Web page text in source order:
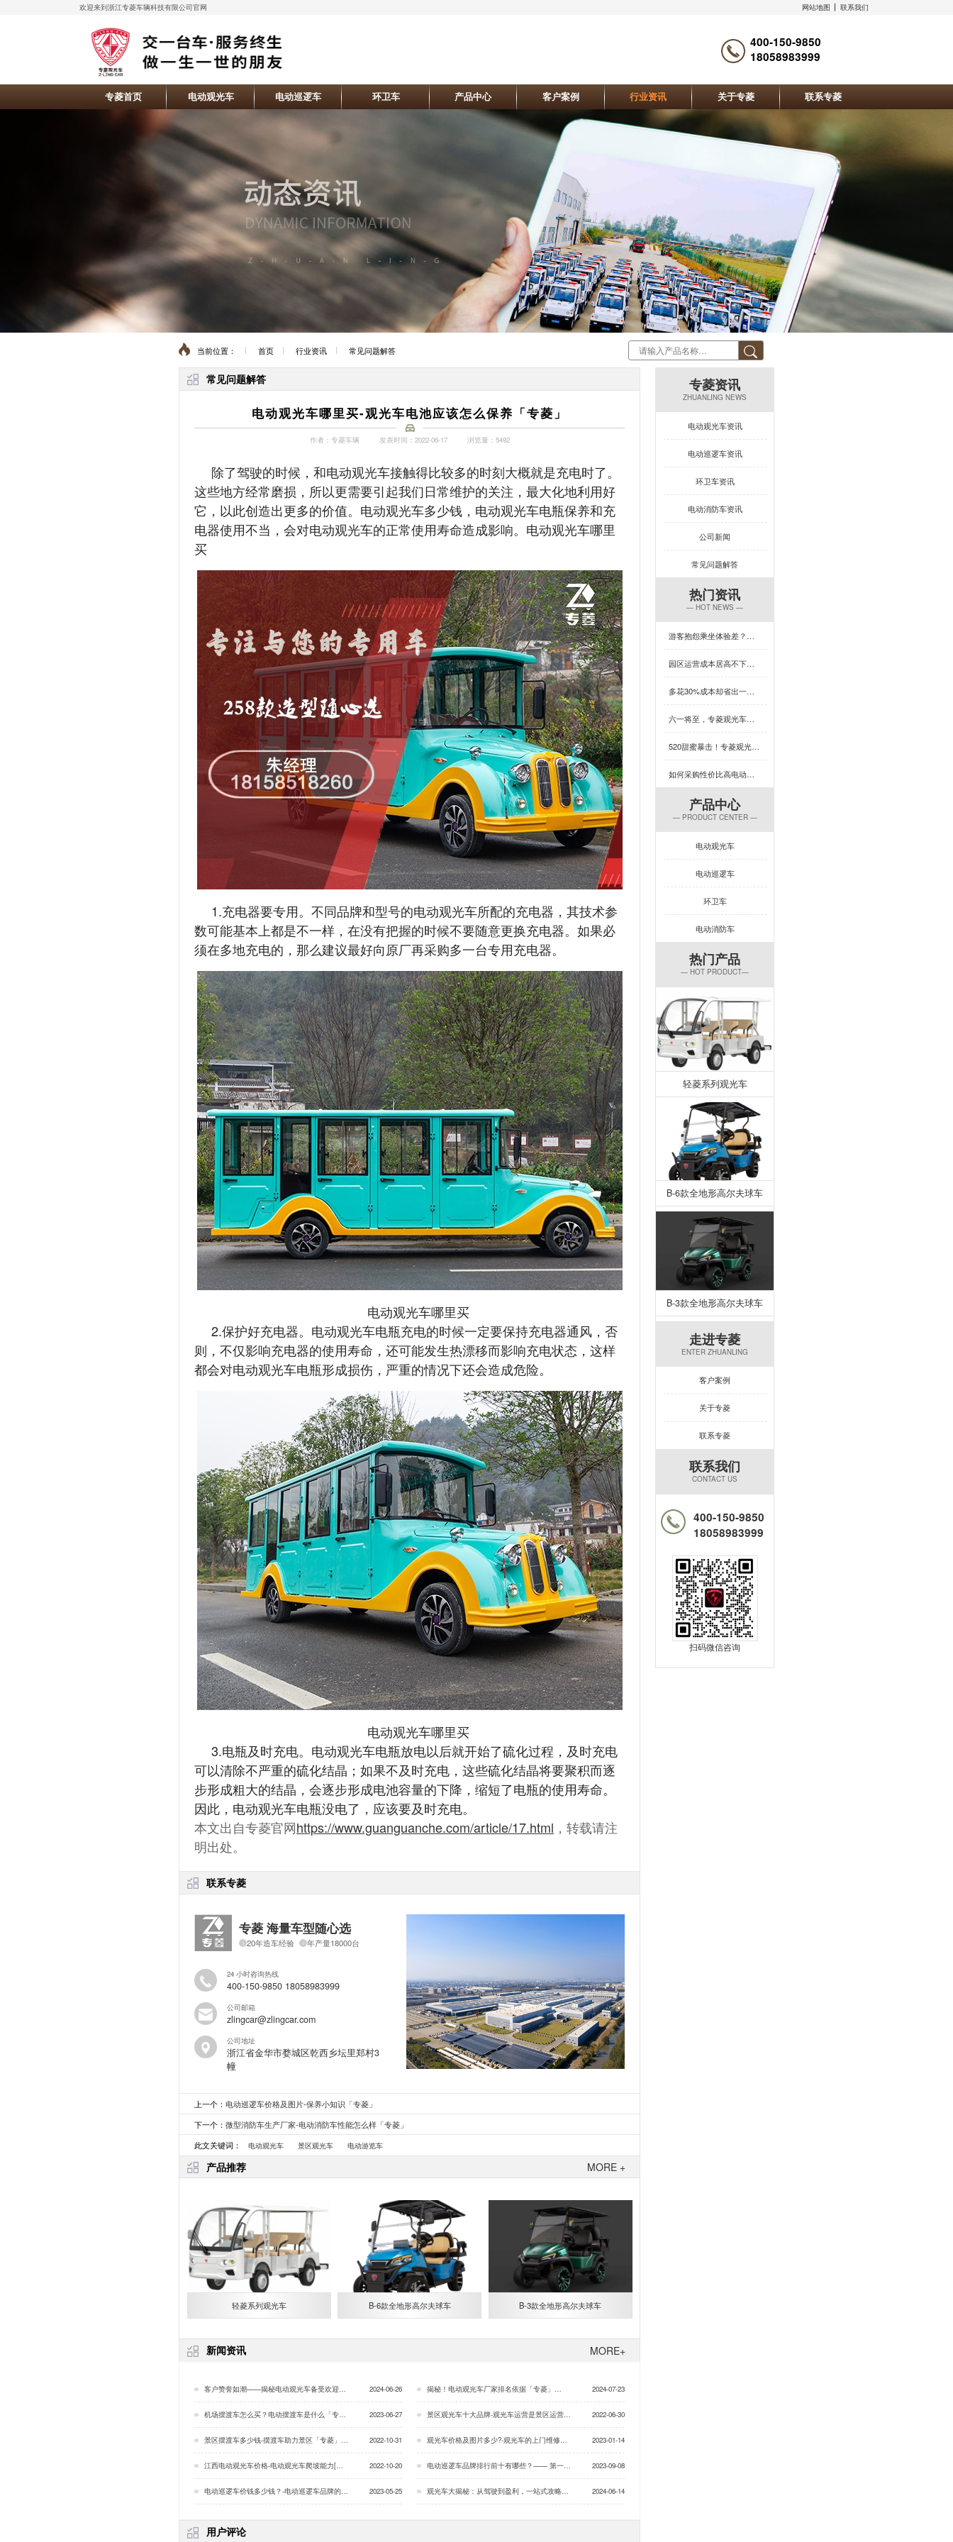
欢迎来到浙江专菱车辆科技有限公司官网 网站地图 联系我们
400-150-9850
18058983999
专菱首页 电动观光车 电动巡逻车 环卫车 产品中心 客户案例 行业资讯 关于专菱 联系专菱
当前位置： 首页 行业资讯 常见问题解答
常见问题解答
电动观光车哪里买-观光车电池应该怎么保养「专菱」
作者：专菱车辆 发表时间：2022-06-17 浏览量：5492
除了驾驶的时候，和电动观光车接触得比较多的时刻大概就是充电时了。
这些地方经常磨损，所以更需要引起我们日常维护的关注，最大化地利用好
它，以此创造出更多的价值。电动观光车多少钱，电动观光车电瓶保养和充
电器使用不当，会对电动观光车的正常使用寿命造成影响。电动观光车哪里
买
1.充电器要专用。不同品牌和型号的电动观光车所配的充电器，其技术参
数可能基本上都是不一样，在没有把握的时候不要随意更换充电器。如果必
须在多地充电的，那么建议最好向原厂再采购多一台专用充电器。
电动观光车哪里买
2.保护好充电器。电动观光车电瓶充电的时候一定要保持充电器通风，否
则，不仅影响充电器的使用寿命，还可能发生热漂移而影响充电状态，这样
都会对电动观光车电瓶形成损伤，严重的情况下还会造成危险。
电动观光车哪里买
3.电瓶及时充电。电动观光车电瓶放电以后就开始了硫化过程，及时充电
可以清除不严重的硫化结晶；如果不及时充电，这些硫化结晶将要聚积而逐
步形成粗大的结晶，会逐步形成电池容量的下降，缩短了电瓶的使用寿命。
因此，电动观光车电瓶没电了，应该要及时充电。
本文出自专菱官网https://www.guanguanche.com/article/17.html ，转载请注
明出处。
联系专菱
专菱 海量车型随心选
20年造车经验 年产量18000台
24 小时咨询热线
400-150-9850 18058983999
公司邮箱
zlingcar@zlingcar.com
公司地址
浙江省金华市婺城区乾西乡坛里郑村3
幢
上一个： 电动巡逻车价格及图片-保养小知识「专菱」
下一个： 微型消防车生产厂家-电动消防车性能怎么样「专菱」
此文关键词：
电动观光车 景区观光车 电动游览车
产品推荐 MORE +
轻菱系列观光车 B-6款全地形高尔夫球车 B-3款全地形高尔夫球车
新闻资讯 MORE+
客户赞誉如潮——揭秘电动观光车备受欢迎的深层原因「专菱」… 2024-06-26 揭秘！电动观光车厂家排名依据「专菱」… 2024-07-23
机场摆渡车怎么买？电动摆渡车是什么「专菱」… 2023-06-27 景区观光车十大品牌-观光车运营是景区运营的重头戏「专菱」… 2022-06-30
景区摆渡车多少钱-摆渡车助力景区「专菱」… 2022-10-31 观光车价格及图片多少?-观光车的上门维修服务「专菱」… 2023-01-14
江西电动观光车价格-电动观光车爬坡能力[专菱]… 2022-10-20 电动巡逻车品牌排行前十有哪些？—— 第一次开巡逻车需要注意什么？「专菱」… 2023-09-08
电动巡逻车价钱多少钱？-电动巡逻车品牌的重要性「专菱」… 2023-05-25 观光车大揭秘：从驾驶到盈利，一站式攻略！「专菱」… 2024-06-14
用户评论
专菱资讯
ZHUANLING NEWS
电动观光车资讯
电动巡逻车资讯
环卫车资讯
电动消防车资讯
公司新闻
常见问题解答
热门资讯
— HOT NEWS —
游客抱怨乘坐体验差？一台专菱电动旅游观光车，打造回头率100%的舒适旅程！
园区运营成本居高不下？这款用五菱配件的观光车，耐用又省心，速看！
多花30%成本却省出一台车的钱？这款观光车凭什么颠覆性价比认知？
六一将至，专菱观光车为你的乐园增添欢乐保障
520甜蜜暴击！专菱观光车整车焊接，用硬核实力守护浪漫旅程
如何采购性价比高电动旅游观光车？这几招必学
产品中心
— PRODUCT CENTER —
电动观光车
电动巡逻车
环卫车
电动消防车
热门产品
— HOT PRODUCT—
轻菱系列观光车
B-6款全地形高尔夫球车
B-3款全地形高尔夫球车
走进专菱
ENTER ZHUANLING
客户案例
关于专菱
联系专菱
联系我们
CONTACT US
400-150-9850
18058983999
扫码微信咨询